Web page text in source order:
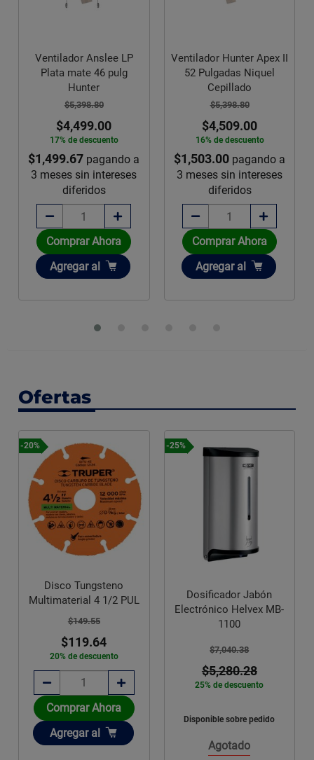
Ventilador Anslee LP
Plata mate 46 pulg
Hunter
$5,398.80
$4,499.00
17% de descuento
$1,499.67 pagando a
3 meses sin intereses
diferidos
Comprar Ahora
Añadir
Agregar al
Ventilador Hunter Apex II
52 Pulgadas Niquel
Cepillado
$5,398.80
$4,509.00
16% de descuento
$1,503.00 pagando a
3 meses sin intereses
diferidos
Comprar Ahora
Añadir
Agregar al
Ofertas
-20%
Disco Tungsteno
Multimaterial 4 1/2 PUL
$149.55
$119.64
20% de descuento
Comprar Ahora
Añadir
Agregar al
-25%
Dosificador Jabón
Electrónico Helvex MB-
1100
$7,040.38
$5,280.28
25% de descuento
Disponible sobre pedido
Agotado